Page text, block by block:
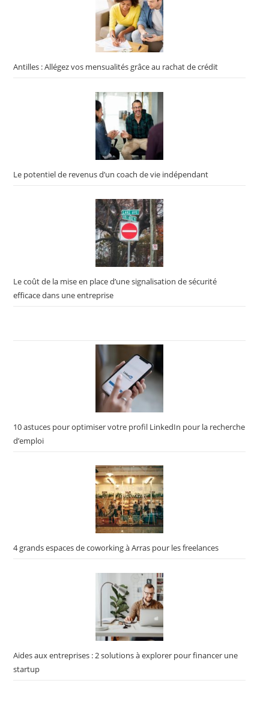
Antilles : Allégez vos mensualités grâce au rachat de crédit
Le potentiel de revenus d’un coach de vie indépendant
Le coût de la mise en place d’une signalisation de sécurité
efficace dans une entreprise
10 astuces pour optimiser votre profil LinkedIn pour la recherche
d’emploi
4 grands espaces de coworking à Arras pour les freelances
Aides aux entreprises : 2 solutions à explorer pour financer une
startup